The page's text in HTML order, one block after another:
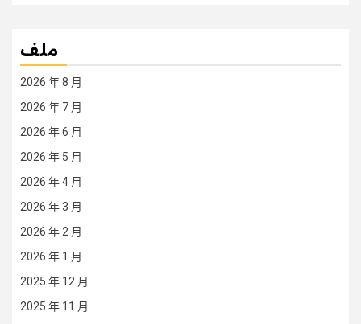
ملف
2026 年 8 月
2026 年 7 月
2026 年 6 月
2026 年 5 月
2026 年 4 月
2026 年 3 月
2026 年 2 月
2026 年 1 月
2025 年 12 月
2025 年 11 月